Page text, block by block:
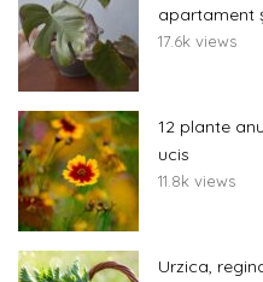
apartament
17.6k views
12 plante
ucis
11.8k views
Urzica,